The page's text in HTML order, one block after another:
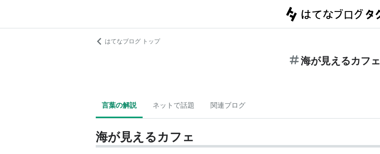
はてなブログ トップ
海が見えるカフェ
言葉の解説 ネットで話題 関連ブログ
海が見えるカフェ